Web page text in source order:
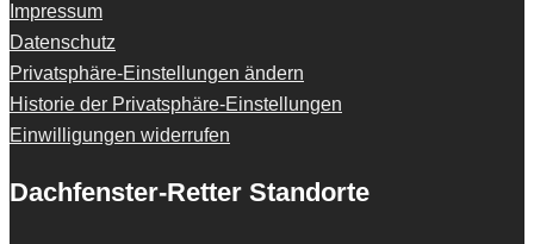
Impressum
Datenschutz
Privatsphäre-Einstellungen ändern
Historie der Privatsphäre-Einstellungen
Einwilligungen widerrufen
Dachfenster-Retter Standorte